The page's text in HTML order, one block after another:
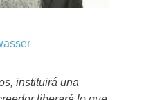
instituirá una